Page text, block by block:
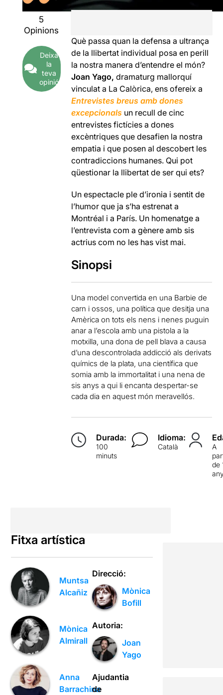
5
Opinions
Deixa
la
teva
opinió
Què passa quan la defensa a ultrança
de la llibertat individual posa en perill
la nostra manera d’entendre el món?
Joan Yago,dramaturg mallorquí
vinculat a La Calòrica, ens ofereix a
Entrevistes breus amb dones
excepcionals un recull de cinc
entrevistes fictícies a dones
excèntriques que desafien la nostra
empatia i que posen al descobert les
contradiccions humanes. Qui pot
qüestionar la llibertat de ser qui ets?
Un espectacle ple d’ironia i sentit de
l’humor que ja s’ha estrenat a
Montréal i a París. Un homenatge a
l’entrevista com a gènere amb sis
actrius com no les has vist mai.
Sinopsi
Una model convertida en una Barbie de
carn i ossos, una política que desitja una
Amèrica on tots els nens i nenes puguin
anar a l’escola amb una pistola a la
motxilla, una dona de pell blava a causa
d’una descontrolada addicció als derivats
químics de la plata, una científica que
somia amb la immortalitat i una nena de
sis anys a qui li encanta despertar-se
cada dia en aquest món meravellós.
Durada:
100
minuts
Idioma:
Català
A
de
Fitxa artística
Muntsa
Alcañiz
Mònica
Almirall
Anna
Barrachina
Direcció:
Mònica
Bofill
Autoria:
Joan
Yago
Ajudantia
de